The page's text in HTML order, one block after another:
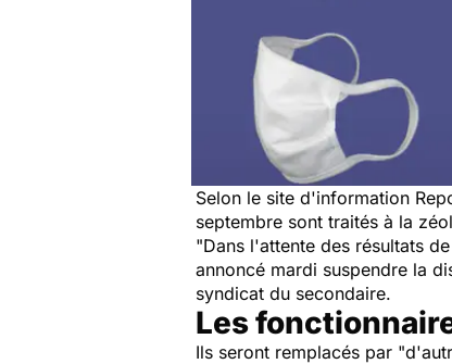
Selon le site d'information
septembre sont traités à la
"Dans l'attente des résultats
annoncé mardi suspendre la
syndicat du secondaire.
Les
Ils seront remplacés par